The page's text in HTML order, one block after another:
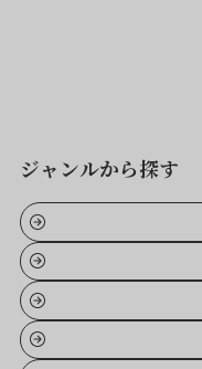
ジャンルから探す